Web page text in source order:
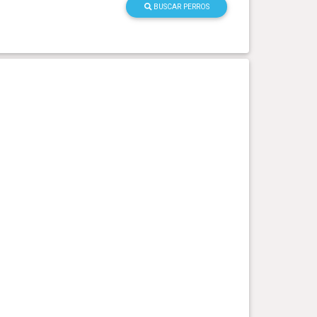
BUSCAR PERROS